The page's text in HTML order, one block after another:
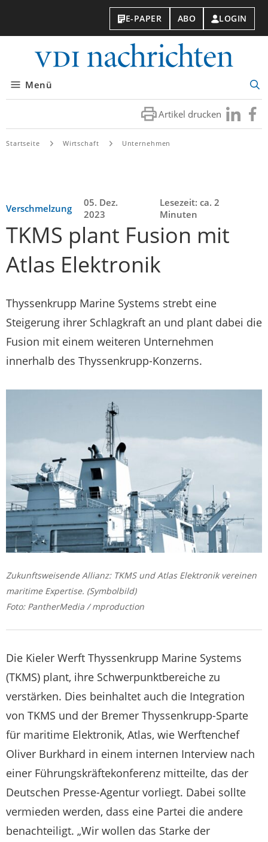
E-PAPER ABO LOGIN
Menü
Artikel drucken Besuchen
Sie
Sie
Startseite Wirtschaft Unternehmen
Verschmelzung
05. Dez.
2023
Lesezeit: ca. 2
Minuten
TKMS plant Fusion mit
Atlas Elektronik
Thyssenkrupp Marine Systems strebt eine
Steigerung ihrer Schlagkraft an und plant dabei die
Fusion mit einem weiteren Unternehmen
innerhalb des Thyssenkrupp-Konzerns.
Zukunftsweisende Allianz: TKMS und Atlas Elektronik vereinen
maritime Expertise. (Symbolbild)
Foto: PantherMedia / mproduction
Die Kieler Werft Thyssenkrupp Marine Systems
(TKMS) plant, ihre Schwerpunktbereiche zu
verstärken. Dies beinhaltet auch die Integration
von TKMS und der Bremer Thyssenkrupp-Sparte
für maritime Elektronik, Atlas, wie Werftenchef
Oliver Burkhard in einem internen Interview nach
einer Führungskräftekonferenz mitteilte, das der
Deutschen Presse-Agentur vorliegt. Dabei sollte
vermieden werden, dass eine Partei die andere
benachteiligt. „Wir wollen das Starke der